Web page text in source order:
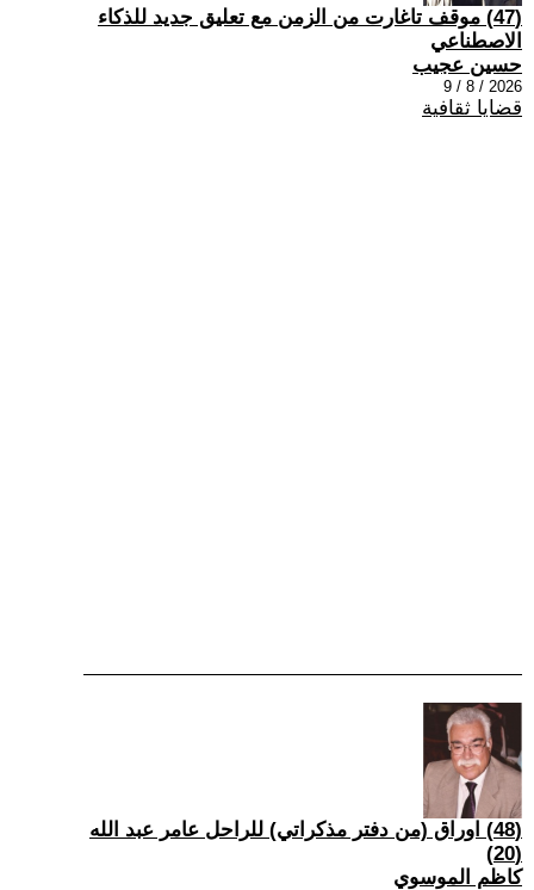
(47) موقف تاغارت من الزمن مع تعليق جديد للذكاء
الاصطناعي
حسين عجيب
2026 / 8 / 9
قضايا ثقافية
(48) اوراق (من دفتر مذكراتي) للراحل عامر عبد الله
(20)
كاظم الموسوي